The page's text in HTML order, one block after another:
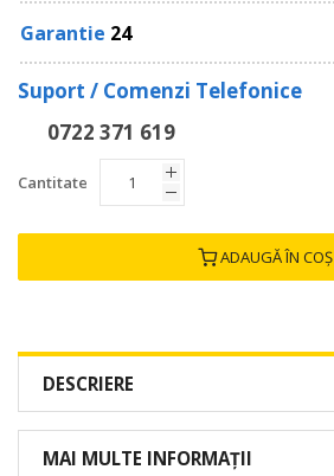
Garantie 24
Suport / Comenzi Telefonice
0722 371 619
Cantitate
ADAUGĂ ÎN COȘ
DESCRIERE
MAI MULTE INFORMAȚII